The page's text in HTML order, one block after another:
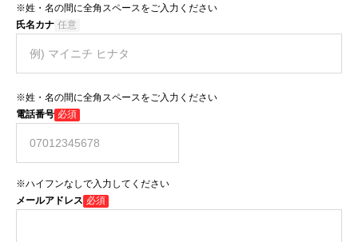
※姓・名の間に全角スペースをご入力ください
氏名カナ 任意
※姓・名の間に全角スペースをご入力ください
電話番号 必須
※ハイフンなしで入力してください
メールアドレス 必須